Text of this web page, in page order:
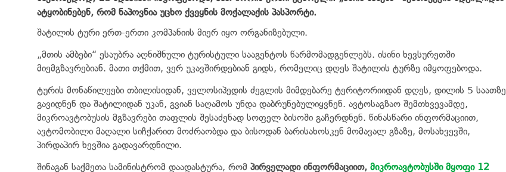
ატყობინებენ, რომ ნაპოვნია უცხო ქვეყნის მოქალაქის პასპორტი.
შატილის ტური ერთ-ერთი კომპანიის მიერ იყო ორგანიზებული.
„მთის ამბები“ ესაუბრა აღნიშნული ტურისტული სააგენტოს წარმომადგენლებს. ისინი ხევსურეთში
მიემგზავრებიან. მათი თქმით, ვერ უკავშირდებიან გიდს, რომელიც დღეს შატილის ტურზე იმყოფებოდა.
ტურის მონაწილეები თბილისიდან, ველოსიპედის ძეგლის მიმდებარე ტერიტორიიდან დღეს, დილის 5 საათზე
გავიდნენ და შატილიდან უკან, გვიან საღამოს უნდა დაბრუნებულიყვნენ. ავტოსაგზაო შემთხვევამდე,
მიკროავტობუსის მგზავრები თაფლის შესაძენად სოფელ ბისოში გაჩერდნენ. წინასწარი ინფორმაციით,
ავტომობილი მაღალი სიჩქარით მოძრაობდა და ბისოდან ბარისახოსკენ მომავალ გზაზე, მოსახვევში,
პირდაპირ ხევშია გადავარდნილი.
შინაგან საქმეთა სამინისტრომ დაადასტურა, რომ პირველადი ინფორმაციით, მიკროავტობუსში მყოფი 12